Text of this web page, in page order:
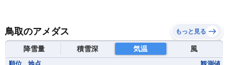
鳥取のアメダス もっと見る
降雪量 積雪深 気温 風